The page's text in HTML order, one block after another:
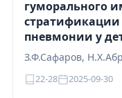
гуморального
пневмонии у
З.Ф.Сафаров,
22-28 2025-09-30